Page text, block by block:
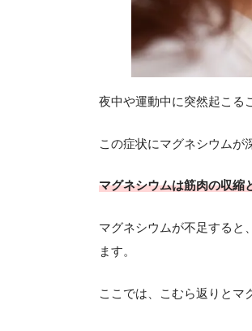
夜中や運動中に突然起こる
この症状にマグネシウムが
マグネシウムは筋肉の収縮
マグネシウムが不足すると
ます。
ここでは、こむら返りとマ